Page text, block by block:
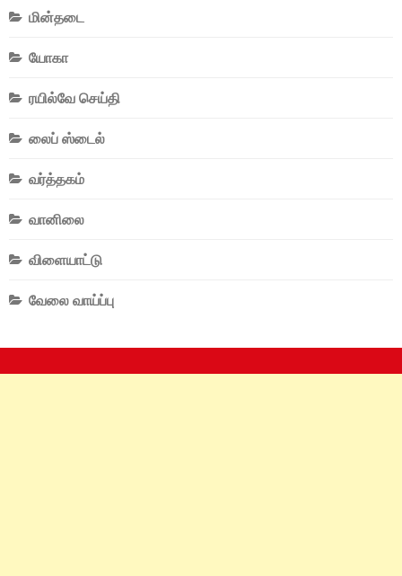
மின்தடை
யோகா
ரயில்வே செய்தி
லைப் ஸ்டைல்
வர்த்தகம்
வானிலை
விளையாட்டு
வேலை வாய்ப்பு